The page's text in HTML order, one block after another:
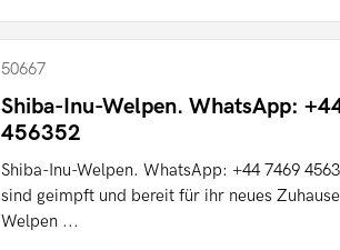
50667
Shiba-Inu-Welpen. WhatsApp:
456352
Shiba-Inu-Welpen. WhatsApp: +44 7469
sind geimpft und bereit für ihr neues
Welpen ...